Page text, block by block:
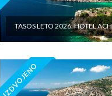
TASOS LETO 2026. HOTEL
IZDVOJENO